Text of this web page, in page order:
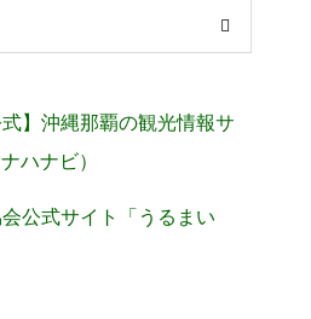
式】沖縄那覇の観光情報サ
ハナビ）
公式サイト「うるまい